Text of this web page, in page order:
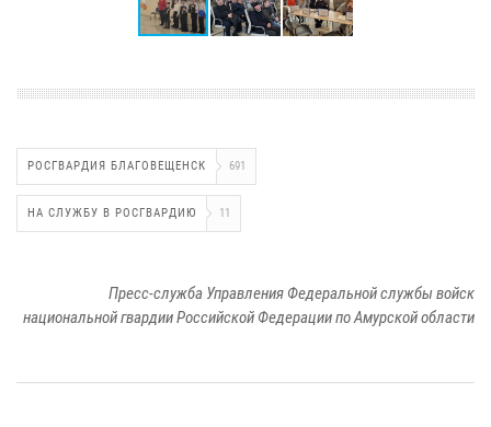
РОСГВАРДИЯ БЛАГОВЕЩЕНСК 691
НА СЛУЖБУ В РОСГВАРДИЮ 11
Пресс-служба Управления Федеральной службы войск
национальной гвардии Российской Федерации по Амурской области